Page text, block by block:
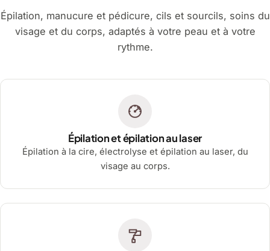
Épilation, manucure et pédicure, cils et sourcils, soins du
visage et du corps, adaptés à votre peau et à votre
rythme.
Épilation et épilation au laser
Épilation à la cire, électrolyse et épilation au laser, du
visage au corps.